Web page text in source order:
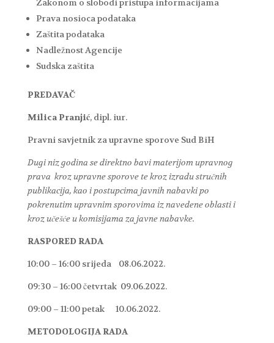
Zakonom o slobodi pristupa informacijama
Prava nosioca podataka
Zaštita podataka
Nadležnost Agencije
Sudska zaštita
PREDAVAČ
Milica Pranjić, dipl. iur.
Pravni savjetnik za upravne sporove Sud BiH
Dugi niz godina se direktno bavi materijom upravnog
prava kroz upravne sporove te kroz izradu stručnih
publikacija, kao i postupcima javnih nabavki po
pokrenutim upravnim sporovima iz navedene oblasti i
kroz učešće u komisijama za javne nabavke.
RASPORED RADA
10:00 – 16:00 srijeda 08.06.2022.
09:30 – 16:00 četvrtak 09.06.2022.
09:00 – 11:00 petak 10.06.2022.
METODOLOGIJA RADA